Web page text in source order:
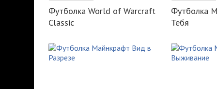
Футболка World of Warcraft
Classic
Футболка
Тебя